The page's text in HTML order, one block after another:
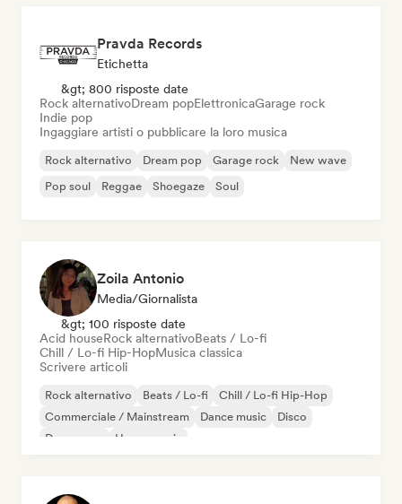
Pravda Records
Etichetta
&gt; 800 risposte date
Rock alternativoDream popElettronicaGarage rock
Indie pop
Ingaggiare artisti o pubblicare la loro musica
Rock alternativo Dream pop Garage rock
New wave
Pop soul
Reggae Shoegaze Soul
Zoila Antonio
Media/Giornalista
&gt; 100 risposte date
Acid houseRock alternativoBeats / Lo-fi
Chill / Lo-fi Hip-HopMusica classica
Scrivere articoli
Rock alternativo Beats / Lo-fi
Chill / Lo-fi Hip-Hop
Commerciale / Mainstream
Dance music
Disco
Dream pop
House music